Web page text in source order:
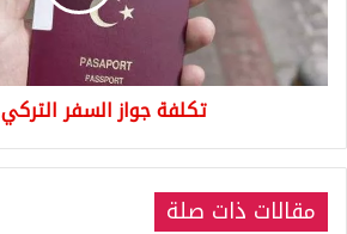
تكلفة جواز السفر التركي 2021
مقالات ذات صلة